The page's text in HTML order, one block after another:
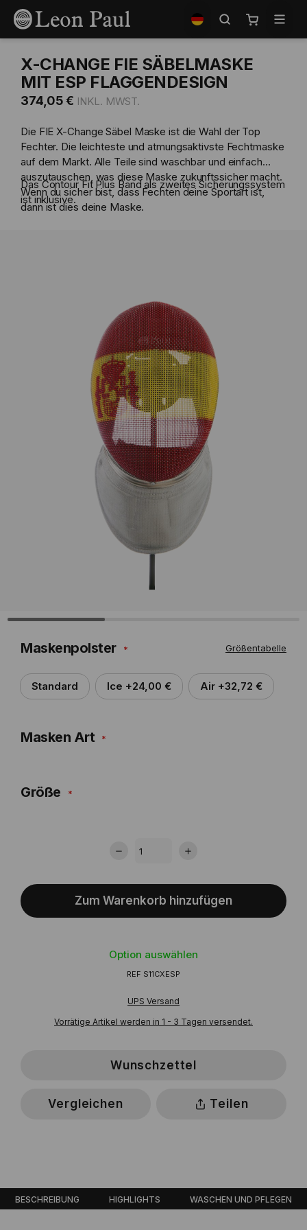
Zum
Inhalt
springen
auswählen
Mein
X-CHANGE FIE SÄBELMASKE
MIT ESP FLAGGENDESIGN
374,05 €
Die FIE X-Change Säbel Maske ist die Wahl der Top
Fechter. Die leichteste und atmungsaktivste Fechtmaske
auf dem Markt. Alle Teile sind waschbar und einfach
auszutauschen, was diese Maske zukunftssicher macht.
Wenn du sicher bist, dass Fechten deine Sportart ist,
dann ist dies deine Maske.
Das Contour Fit Plus Band als zweites Sicherungssystem
ist inklusive.
Größentabelle
Maskenpolster
Standard Ice +24,00 € Air +32,72 €
Masken Art
Größe
Zum Warenkorb hinzufügen
Option auswählen
REF S11CXESP
UPS Versand
Vorrätige Artikel werden in 1 - 3 Tagen versendet.
Wunschzettel
Vergleichen Teilen
BESCHREIBUNG HIGHLIGHTS WASCHEN UND PFLEGEN